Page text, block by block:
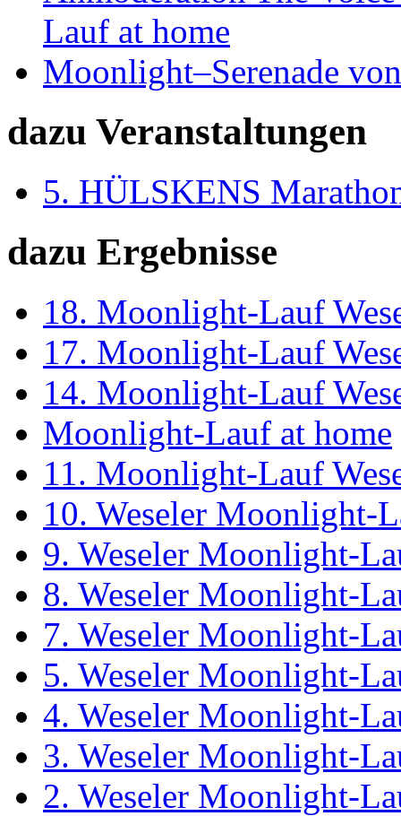
Lauf at home
Moonlight–Serenade
dazu Veranstaltungen
5. HÜLSKENS
dazu Ergebnisse
18. Moonlight-Lauf
17. Moonlight-Lauf
14. Moonlight-Lauf
Moonlight-Lauf at home
11. Moonlight-Lauf
10. Weseler Moonlight-
9. Weseler Moonlight-
8. Weseler Moonlight-
7. Weseler Moonlight-
5. Weseler Moonlight-
4. Weseler Moonlight-
3. Weseler Moonlight-
2. Weseler Moonlight-